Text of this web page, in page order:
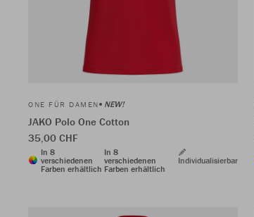
ONE FÜR DAMEN NEW!
JAKO Polo One Cotton
35,00 CHF
In 8
verschiedenen
Farben erhältlich
In 8
verschiedenen
Farben erhältlich
Individualisierbar